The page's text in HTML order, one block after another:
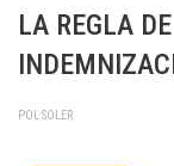
LA REGLA
POL SOLER